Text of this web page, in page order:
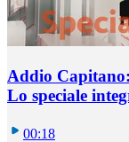
Addio
Lo speciale
00:18